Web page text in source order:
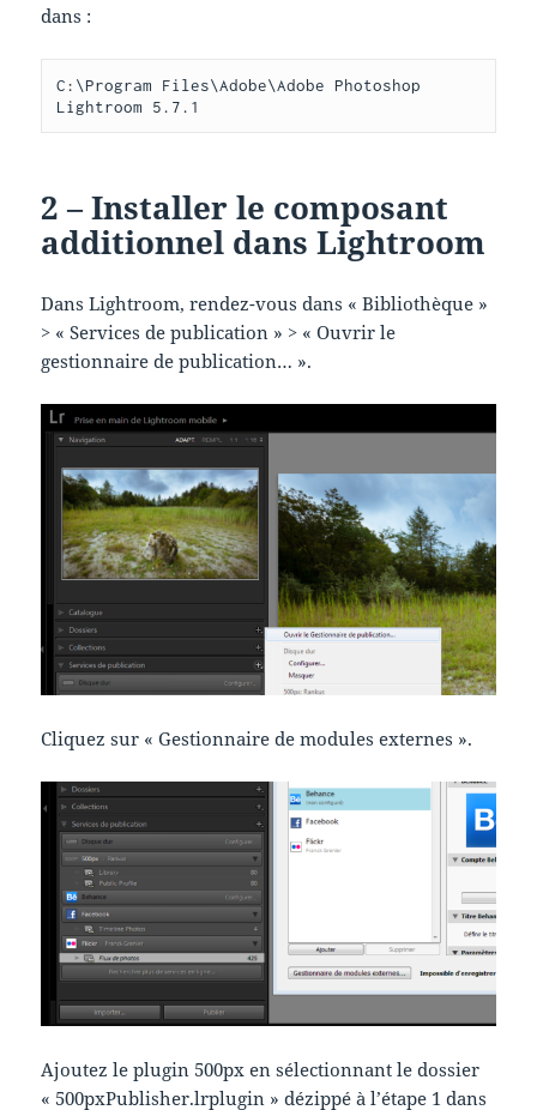
dans :
C:\Program Files\Adobe\Adobe Photoshop
Lightroom 5.7.1
2 – Installer le composant
additionnel dans Lightroom
Dans Lightroom, rendez-vous dans « Bibliothèque »
> « Services de publication » > « Ouvrir le
gestionnaire de publication… ».
Cliquez sur « Gestionnaire de modules externes ».
Ajoutez le plugin 500px en sélectionnant le dossier
« 500pxPublisher.lrplugin » dézippé à l’étape 1 dans